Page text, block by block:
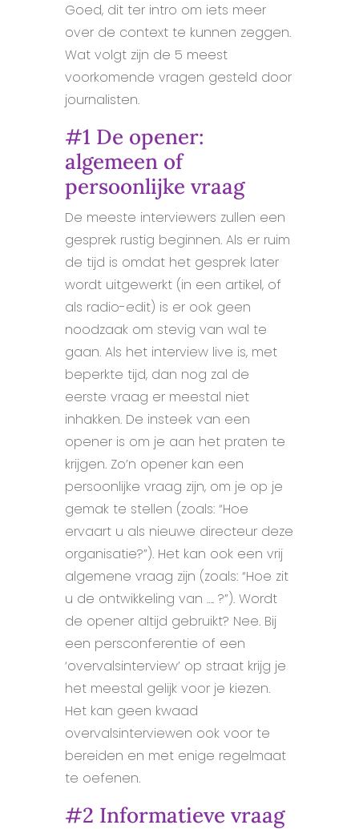
Goed, dit ter intro om iets meer
over de context te kunnen zeggen.
Wat volgt zijn de 5 meest
voorkomende vragen gesteld door
journalisten.
#1 De opener:
algemeen of
persoonlijke vraag
De meeste interviewers zullen een
gesprek rustig beginnen. Als er ruim
de tijd is omdat het gesprek later
wordt uitgewerkt (in een artikel, of
als radio-edit) is er ook geen
noodzaak om stevig van wal te
gaan. Als het interview live is, met
beperkte tijd, dan nog zal de
eerste vraag er meestal niet
inhakken. De insteek van een
opener is om je aan het praten te
krijgen. Zo’n opener kan een
persoonlijke vraag zijn, om je op je
gemak te stellen (zoals: “Hoe
ervaart u als nieuwe directeur deze
organisatie?”). Het kan ook een vrij
algemene vraag zijn (zoals: “Hoe zit
u de ontwikkeling van …. ?”). Wordt
de opener altijd gebruikt? Nee. Bij
een persconferentie of een
‘overvalsinterview’ op straat krijg je
het meestal gelijk voor je kiezen.
Het kan geen kwaad
overvalsinterviewen ook voor te
bereiden en met enige regelmaat
te oefenen.
#2 Informatieve vraag